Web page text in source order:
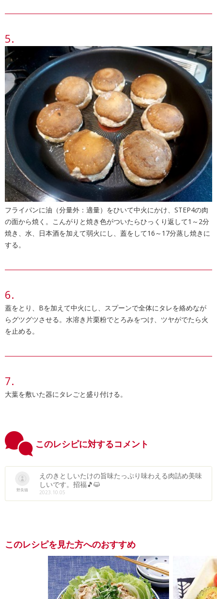
フライパンに油（分量外：適量）をひいて中火にかけ、STEP4の肉
の面から焼く。こんがりと焼き色がついたらひっくり返して1～2分
焼き、水、日本酒を加えて弱火にし、蓋をして16～17分蒸し焼きに
する。
蓋をとり、Bを加えて中火にし、スプーンで全体にタレを絡めなが
らグツグツさせる。水溶き片栗粉でとろみをつけ、ツヤがでたら火
を止める。
大葉を敷いた器にタレごと盛り付ける。
このレシピに対するコメント
野良猫
えのきとしいたけの旨味たっぷり味わえる肉詰め美味
しいです。招福🎵😺
2023.10.05
このレシピを見た方へのおすすめ